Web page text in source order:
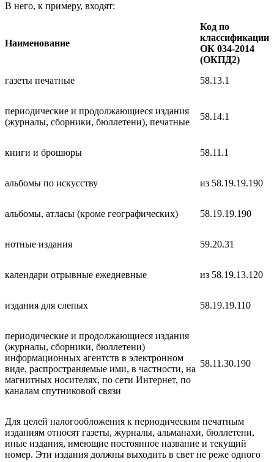
В него, к примеру, входят:
Наименование
Код по
классификации
ОК 034-2014
(ОКПД2)
газеты печатные
58.13.1
периодические и продолжающиеся издания
(журналы, сборники, бюллетени), печатные
58.14.1
книги и брошюры 58.11.1
альбомы по искусству из 58.19.19.190
альбомы, атласы (кроме географических) 58.19.19.190
нотные издания 59.20.31
календари отрывные ежедневные из 58.19.13.120
издания для слепых 58.19.19.110
периодические и продолжающиеся издания
(журналы, сборники, бюллетени)
информационных агентств в электронном
виде, распространяемые ими, в частности, на
магнитных носителях, по сети Интернет, по
каналам спутниковой связи
58.11.30.190
Для целей налогообложения к периодическим печатным
изданиям относят газеты, журналы, альманахи, бюллетени,
иные издания, имеющие постоянное название и текущий
номер. Эти издания должны выходить в свет не реже одного